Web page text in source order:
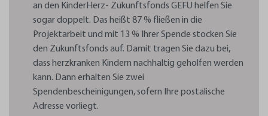
an den KinderHerz- Zukunftsfonds GEFU helfen Sie
sogar doppelt. Das heißt 87 % fließen in die
Projektarbeit und mit 13 % Ihrer Spende stocken Sie
den Zukunftsfonds auf. Damit tragen Sie dazu bei,
dass herzkranken Kindern nachhaltig geholfen werden
kann. Dann erhalten Sie zwei
Spendenbescheinigungen, sofern Ihre postalische
Adresse vorliegt.